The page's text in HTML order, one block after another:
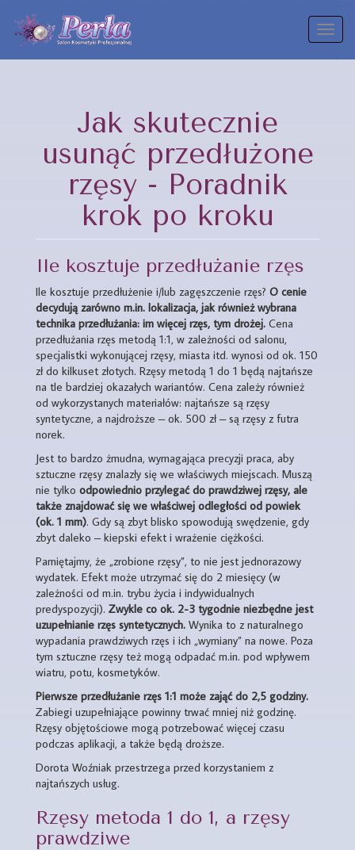
Jak skutecznie
usunąć przedłużone
rzęsy - Poradnik
krok po kroku
Ile kosztuje przedłużanie rzęs
Ile kosztuje przedłużenie i/lub zagęszczenie rzęs? O cenie
decydują zarówno m.in. lokalizacja, jak również wybrana
technika przedłużania: im więcej rzęs, tym drożej. Cena
przedłużania rzęs metodą 1:1, w zależności od salonu,
specjalistki wykonującej rzęsy, miasta itd. wynosi od ok. 150
zł do kilkuset złotych. Rzęsy metodą 1 do 1 będą najtańsze
na tle bardziej okazałych wariantów. Cena zależy również
od wykorzystanych materiałów: najtańsze są rzęsy
syntetyczne, a najdroższe – ok. 500 zł – są rzęsy z futra
norek.
Jest to bardzo żmudna, wymagająca precyzji praca, aby
sztuczne rzęsy znalazły się we właściwych miejscach. Muszą
nie tylko odpowiednio przylegać do prawdziwej rzęsy, ale
także znajdować się we właściwej odległości od powiek
(ok. 1 mm). Gdy są zbyt blisko spowodują swędzenie, gdy
zbyt daleko – kiepski efekt i wrażenie ciężkości.
Pamiętajmy, że „zrobione rzęsy”, to nie jest jednorazowy
wydatek. Efekt może utrzymać się do 2 miesięcy (w
zależności od m.in. trybu życia i indywidualnych
predyspozycji). Zwykle co ok. 2-3 tygodnie niezbędne jest
uzupełnianie rzęs syntetycznych. Wynika to z naturalnego
wypadania prawdziwych rzęs i ich „wymiany” na nowe. Poza
tym sztuczne rzęsy też mogą odpadać m.in. pod wpływem
wiatru, potu, kosmetyków.
Pierwsze przedłużanie rzęs 1:1 może zająć do 2,5 godziny.
Zabiegi uzupełniające powinny trwać mniej niż godzinę.
Rzęsy objętościowe mogą potrzebować więcej czasu
podczas aplikacji, a także będą droższe.
Dorota Woźniak przestrzega przed korzystaniem z
najtańszych usług.
Rzęsy metoda 1 do 1, a rzęsy
prawdziwe